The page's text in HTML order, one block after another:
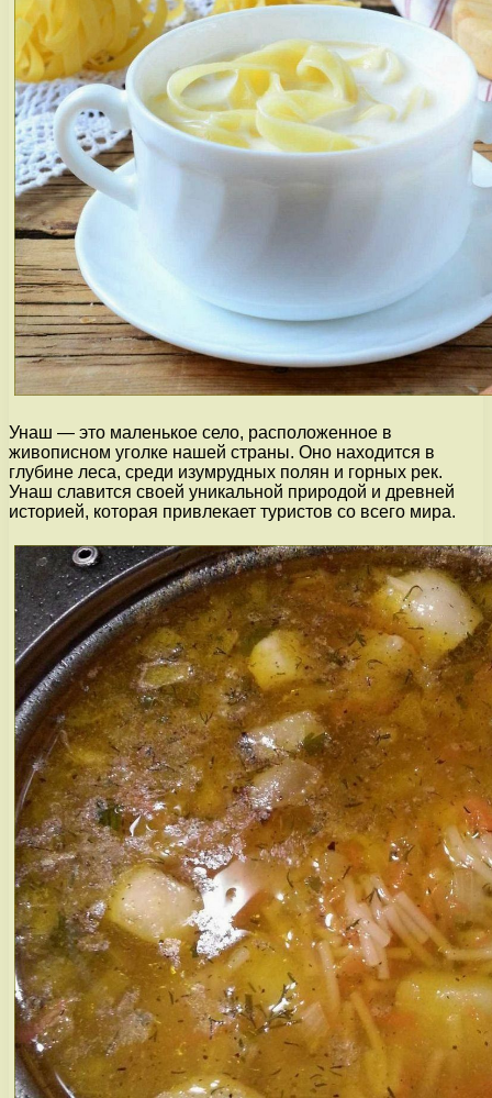
Унаш — это маленькое село, расположенное в
живописном уголке нашей страны. Оно находится в
глубине леса, среди изумрудных полян и горных рек.
Унаш славится своей уникальной природой и древней
историей, которая привлекает туристов со всего мира.